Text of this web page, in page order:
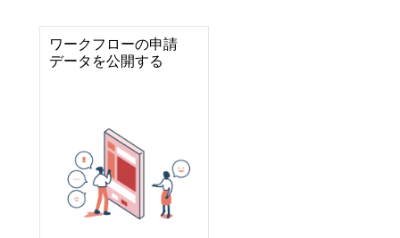
ワークフローの申請
データを公開する